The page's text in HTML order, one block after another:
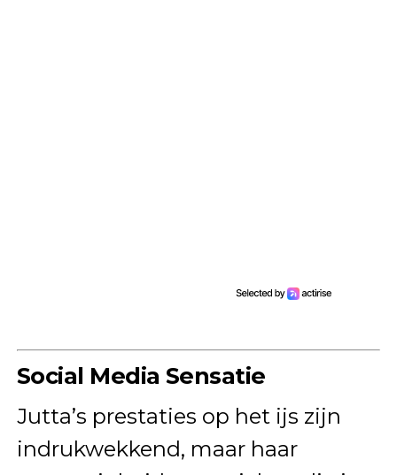
Social Media Sensatie
Jutta’s prestaties op het ijs zijn
indrukwekkend, maar haar